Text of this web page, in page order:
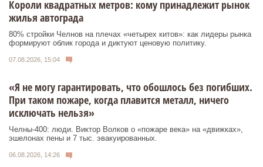
Короли квадратных метров: кому принадлежит рынок
жилья автограда
80% стройки Челнов на плечах «четырех китов»: как лидеры рынка
формируют облик города и диктуют ценовую политику.
07.08.2026, 15:04
«Я не могу гарантировать, что обошлось без погибших.
При таком пожаре, когда плавится металл, ничего
исключать нельзя»
Челны-400: люди. Виктор Волков о «пожаре века» на «движках»,
эшелонах пены и 7 тыс. эвакуированных.
06.08.2026, 14:26